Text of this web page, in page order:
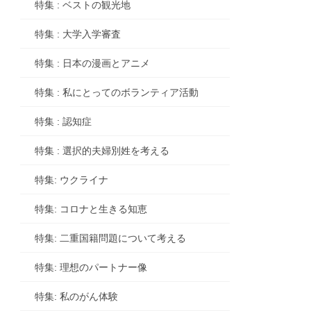
特集 : ベストの観光地
特集 : 大学入学審査
特集 : 日本の漫画とアニメ
特集 : 私にとってのボランティア活動
特集 : 認知症
特集 : 選択的夫婦別姓を考える
特集: ウクライナ
特集: コロナと生きる知恵
特集: 二重国籍問題について考える
特集: 理想のパートナー像
特集: 私のがん体験